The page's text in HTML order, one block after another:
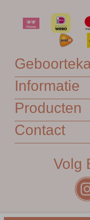
Informatie
Producten
Contact
Volg